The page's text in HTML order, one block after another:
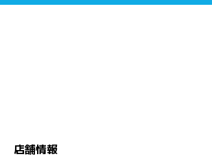
店舗情報